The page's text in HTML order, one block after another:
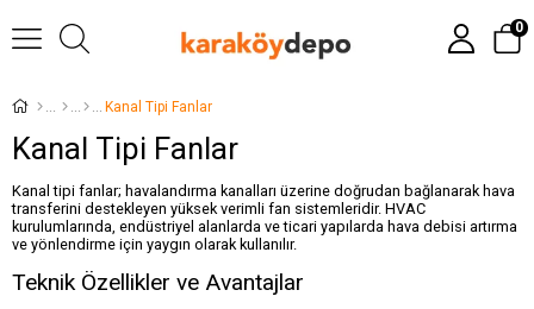
0
Kanal Tipi Fanlar
Kanal Tipi Fanlar
Kanal tipi fanlar; havalandırma kanalları üzerine doğrudan bağlanarak hava
transferini destekleyen yüksek verimli fan sistemleridir. HVAC
kurulumlarında, endüstriyel alanlarda ve ticari yapılarda hava debisi artırma
ve yönlendirme için yaygın olarak kullanılır.
Teknik Özellikler ve Avantajlar